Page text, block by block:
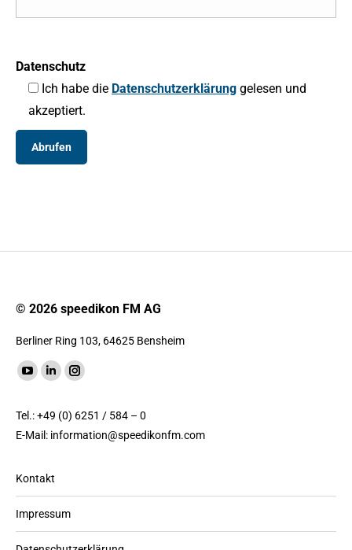
Datenschutz
Ich habe die Datenschutzerklärung gelesen und
akzeptiert.
© 2026 speedikon FM AG
Berliner Ring 103, 64625 Bensheim
Finde uns auf:
YouTube
wird
in
neuen
geöffnet
LinkedIn
wird
in
neuen
Instagram
wird
in
Tel.: +49 (0) 6251 / 584 – 0
E-Mail: information@speedikonfm.com
Kontakt
Impressum